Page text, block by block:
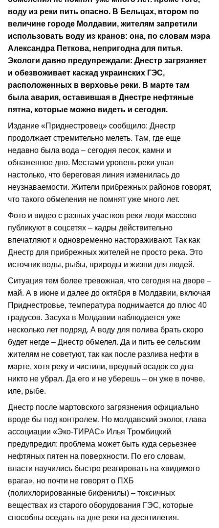
воду из реки пить опасно. В Бельцах, втором по
величине городе Молдавии, жителям запретили
использовать воду из кранов: она, по словам мэра
Александра Петкова, непригодна для питья.
Экологи давно предупреждали: Днестр загрязняет
и обезвоживает каскад украинских ГЭС,
расположенных в верховье реки. В марте там
была авария, оставившая в Днестре нефтяные
пятна, которые можно видеть и сегодня.
Издание «Приднестровец» сообщило: Днестр
продолжает стремительно мелеть. Там, где еще
недавно была вода – сегодня песок, камни и
обнаженное дно. Местами уровень реки упал
настолько, что береговая линия изменилась до
неузнаваемости. Жители прибрежных районов говорят,
что такого обмеления не помнят уже много лет.
Фото и видео с разных участков реки люди массово
публикуют в соцсетях – кадры действительно
впечатляют и одновременно настораживают. Так как
Днестр для прибрежных жителей не просто река. Это
источник воды, рыбы, природы и жизни для людей.
Ситуация тем более тревожная, что сегодня на дворе –
май. А в июне и далее до октября в Молдавии, включая
Приднестровье, температура поднимается до плюс 40
градусов. Засуха в Молдавии наблюдается уже
несколько лет подряд. А воду для полива брать скоро
будет негде – Днестр обмелел. Да и пить ее сельским
жителям не советуют, так как после разлива нефти в
марте, хотя реку и чистили, вредный осадок со дна
никто не убрал. Да его и не уберешь – он уже в почве,
иле, рыбе.
Днестр после мартовского загрязнения официально
вроде бы под контролем. Но молдавский эколог, глава
ассоциации «Эко-ТИРАС» Илья Тромбицкий
предупредил: проблема может быть куда серьезнее
нефтяных пятен на поверхности. По его словам,
власти научились быстро реагировать на «видимого
врага», но почти не говорят о ПХБ
(полихлорированные бифенилы) – токсичных
веществах из старого оборудования ГЭС, которые
способны оседать на дне реки на десятилетия.